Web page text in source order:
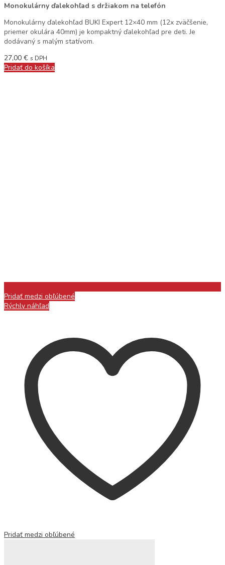
Monokulárny ďalekohľad s držiakom na telefón
Monokulárny ďalekohľad BUKI Expert 12×40 mm (12x zväčšenie,
priemer okulára 40mm) je kompaktný ďalekohľad pre deti. Je
dodávaný s malým statívom.
27,00 € s DPH
Pridať do košíka
Pridať medzi obľúbené
Rýchly náhľad
Pridať medzi obľúbené